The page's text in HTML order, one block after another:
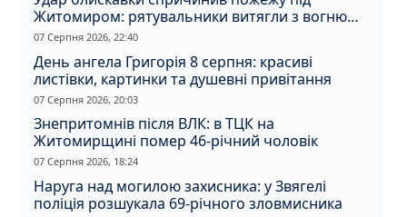
Житомиром: рятувальники витягли з вогню
кота
07 Серпня 2026, 22:40
День ангела Григорія 8 серпня: красиві
листівки, картинки та душевні привітання
07 Серпня 2026, 20:03
Знепритомнів після ВЛК: в ТЦК на
Житомирщині помер 46-річний чоловік
07 Серпня 2026, 18:24
Наруга над могилою захисника: у Звягелі
поліція розшукала 69-річного зловмисника